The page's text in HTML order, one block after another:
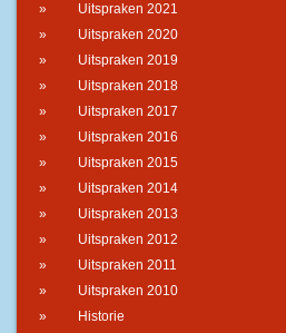
Uitspraken 2021
Uitspraken 2020
Uitspraken 2019
Uitspraken 2018
Uitspraken 2017
Uitspraken 2016
Uitspraken 2015
Uitspraken 2014
Uitspraken 2013
Uitspraken 2012
Uitspraken 2011
Uitspraken 2010
Historie